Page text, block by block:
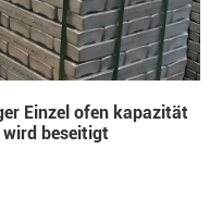
Einzel ofen kapazität
beseitigt